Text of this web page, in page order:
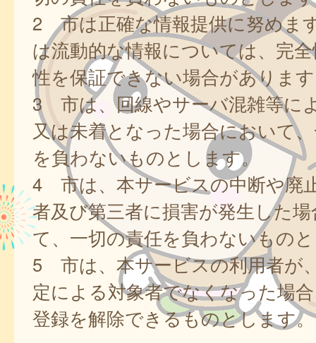
2 市は正確な情報提供に努めま
は流動的な情報については、完
性を保証できない場合がありま
3 市は、回線やサーバ混雑等に
又は未着となった場合において
を負わないものとします。
4 市は、本サービスの中断や廃
者及び第三者に損害が発生した
て、一切の責任を負わないもの
5 市は、本サービスの利用者が
定による対象者でなくなった場
登録を解除できるものとします。